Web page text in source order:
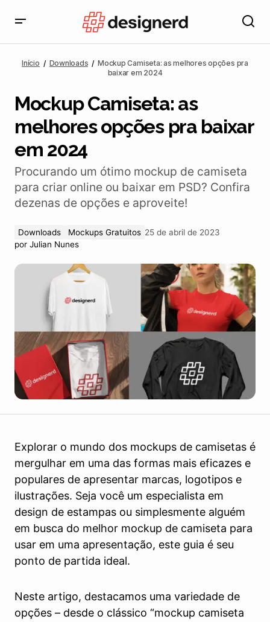
2024
Início Downloads
Mockup Camiseta: as melhores opções pra
baixar em 2024
Mockup Camiseta: as
melhores opções pra baixar
em 2024
Procurando um ótimo mockup de camiseta
para criar online ou baixar em PSD? Confira
dezenas de opções e aproveite!
Downloads Mockups Gratuitos 25 de abril de 2023
por Julian Nunes
Explorar o mundo dos mockups de camisetas é
mergulhar em uma das formas mais eficazes e
populares de apresentar marcas, logotipos e
ilustrações. Seja você um especialista em
design de estampas ou simplesmente alguém
em busca do melhor mockup de camiseta para
usar em uma apresentação, este guia é seu
ponto de partida ideal.
Neste artigo, destacamos uma variedade de
opções – desde o clássico “mockup camiseta